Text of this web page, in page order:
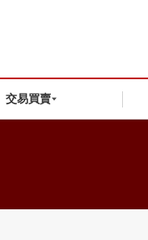
交易買賣